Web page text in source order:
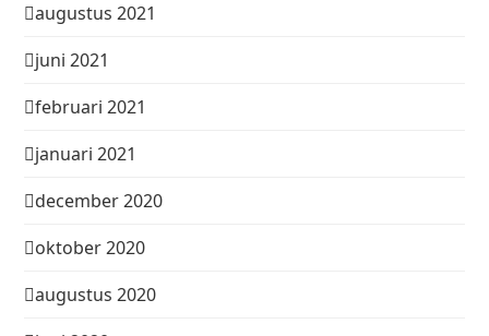
augustus 2021
juni 2021
februari 2021
januari 2021
december 2020
oktober 2020
augustus 2020